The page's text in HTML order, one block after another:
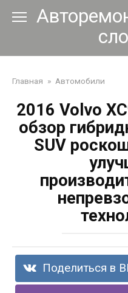
Главная » Автомобили
2016 Volvo
обзор
SUV
Поделиться в